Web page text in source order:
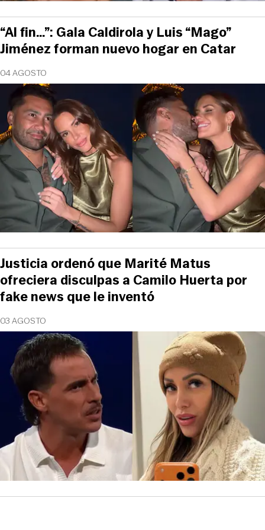
04 AGOSTO
“Al fin…”: Gala Caldirola y Luis “Mago”
Jiménez forman nuevo hogar en Catar
03 AGOSTO
Justicia ordenó que Marité Matus
ofreciera disculpas a Camilo Huerta por
fake news que le inventó